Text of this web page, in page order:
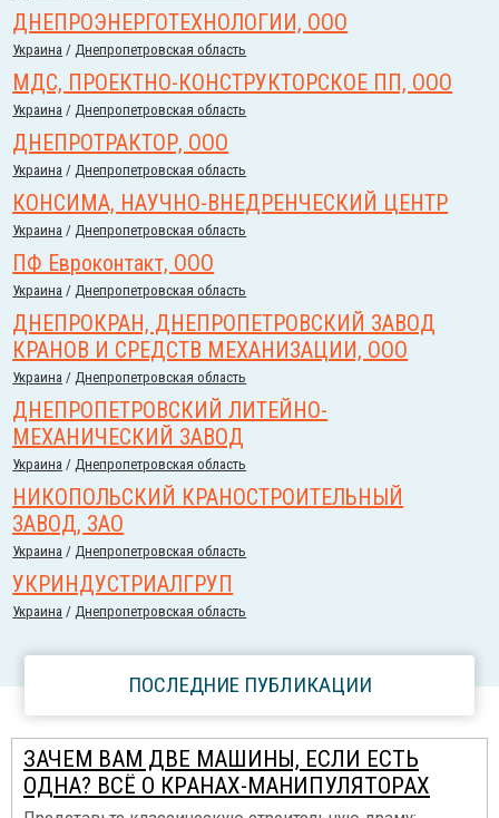
ДНЕПРОЭНЕРГОТЕХНОЛОГИИ, ООО
Украина /Днепропетровская область
МДС, ПРОЕКТНО-КОНСТРУКТОРСКОЕ ПП, ООО
Украина /Днепропетровская область
ДНЕПРОТРАКТОР, ООО
Украина /Днепропетровская область
КОНСИМА, НАУЧНО-ВНЕДРЕНЧЕСКИЙ ЦЕНТР
Украина /Днепропетровская область
ПФ Евроконтакт, ООО
Украина /Днепропетровская область
ДНЕПРОКРАН, ДНЕПРОПЕТРОВСКИЙ ЗАВОД
КРАНОВ И СРЕДСТВ МЕХАНИЗАЦИИ, ООО
Украина /Днепропетровская область
ДНЕПРОПЕТРОВСКИЙ ЛИТЕЙНО-
МЕХАНИЧЕСКИЙ ЗАВОД
Украина /Днепропетровская область
НИКОПОЛЬСКИЙ КРАНОСТРОИТЕЛЬНЫЙ
ЗАВОД, ЗАО
Украина /Днепропетровская область
УКРИНДУСТРИАЛГРУП
Украина /Днепропетровская область
ПОСЛЕДНИЕ ПУБЛИКАЦИИ
ЗАЧЕМ ВАМ ДВЕ МАШИНЫ, ЕСЛИ ЕСТЬ
ОДНА? ВСЁ О КРАНАХ-МАНИПУЛЯТОРАХ